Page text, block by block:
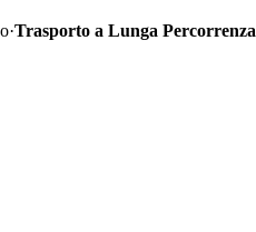
·Trasporto a Lunga Percorrenza